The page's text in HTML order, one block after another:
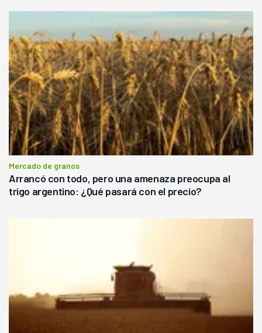
Mercado de granos
Arrancó con todo, pero una amenaza preocupa al
trigo argentino: ¿Qué pasará con el precio?